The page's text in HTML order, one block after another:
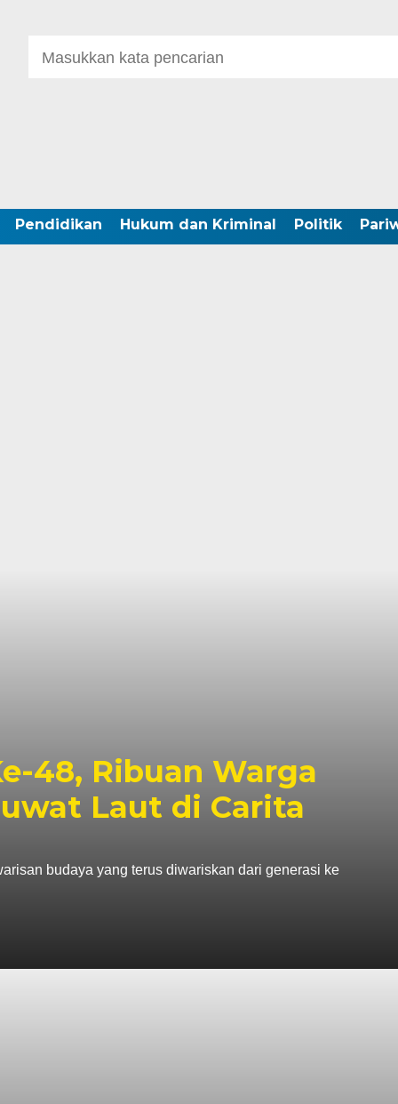
Pendidikan Hukum dan Kriminal Politik
48, Ribuan Warga
Laut di Carita
budaya yang terus diwariskan dari generasi ke